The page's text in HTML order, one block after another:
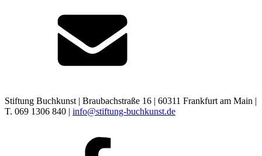
Stiftung Buchkunst | Braubachstraße 16 | 60311 Frankfurt am Main |
T. 069 1306 840 | info@stiftung-buchkunst.de